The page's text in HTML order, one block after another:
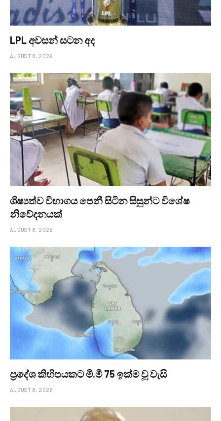
LPL අවසන් සටන අද
AUGUST 8, 2026
ශිෂ්‍යත්ව විභාගය පෙනී සිටින සිසුන්ට විශේෂ
නිවේදනයක්
AUGUST 8, 2026
ප්‍රදේශ කිහිපයකට මි.මී 75 ඉක්ම වූ වැසි
AUGUST 8, 2026